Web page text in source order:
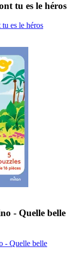
tu es le héros
es le héros
- Quelle belle
- Quelle belle